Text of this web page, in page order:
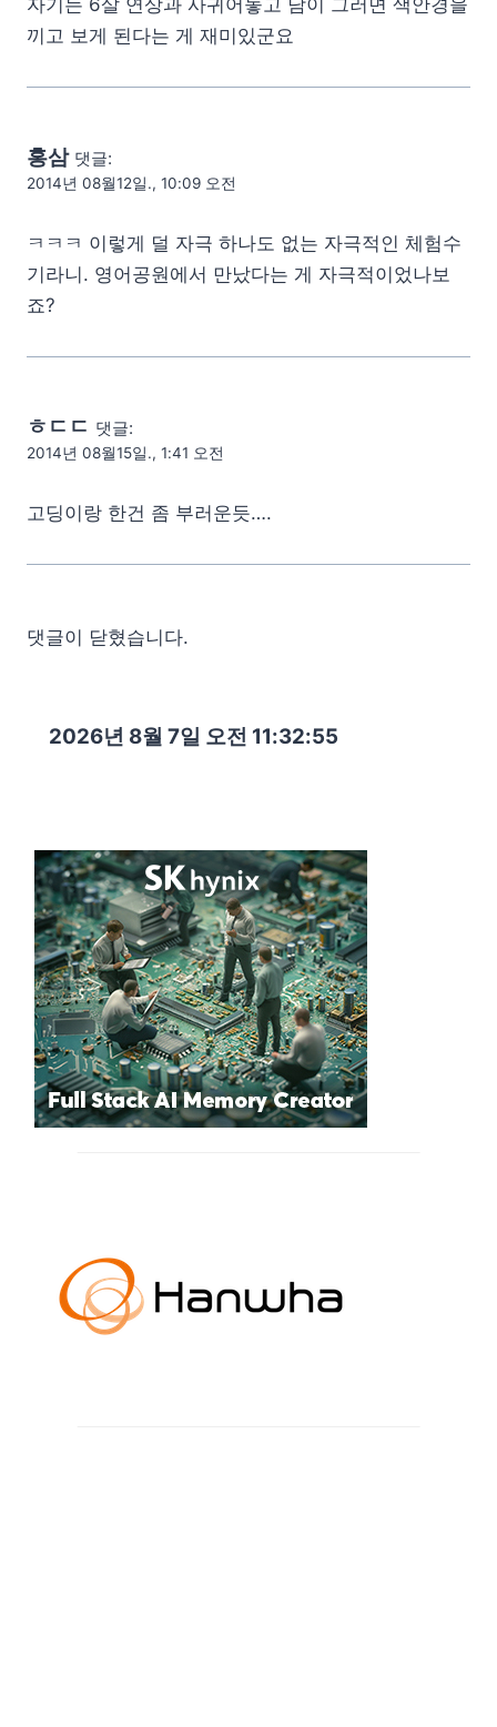
자기는 6살 연상과 사귀어놓고 남이 그러면 색안경을
끼고 보게 된다는 게 재미있군요
홍삼 댓글:
2014년 08월12일., 10:09 오전
ㅋㅋㅋ 이렇게 덜 자극 하나도 없는 자극적인 체험수
기라니. 영어공원에서 만났다는 게 자극적이었나보
죠?
ㅎㄷㄷ 댓글:
2014년 08월15일., 1:41 오전
고딩이랑 한건 좀 부러운듯….
댓글이 닫혔습니다.
2026년 8월 7일 오전 11:32:56